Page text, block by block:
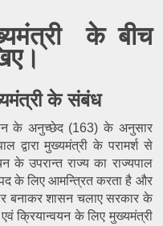
के बीच
के संबंध
के अनुच्छेद (163) के अनुसार
द्वारा मुख्यमंत्री के परामर्श से
के उपरान्त राज्य का राज्यपाल
के लिए आमन्त्रित करता है और
बनाकर शासन चलाए सरकार के
क्रियान्वयन के लिए मुख्यमंत्री